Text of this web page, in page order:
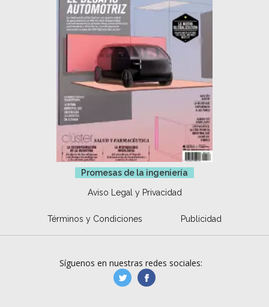
Promesas de la ingeniería
Aviso Legal y Privacidad
Términos y Condiciones Publicidad
Síguenos en nuestras redes sociales:
manufacturaGE